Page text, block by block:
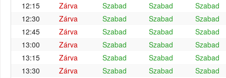
12:15
Zárva Szabad Szabad
Szabad
12:30
Zárva Szabad Szabad
Szabad
12:45
Zárva Szabad Szabad
Szabad
13:00
Zárva Szabad Szabad
Szabad
13:15
Zárva Szabad Szabad
Szabad
13:30
Zárva Szabad Szabad
Szabad